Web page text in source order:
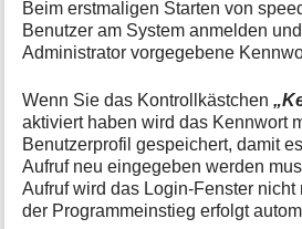
Beim erstmaligen Starten von
Benutzer am System anmelden
Administrator vorgegebene
Wenn Sie das Kontrollkästchen
aktiviert haben wird das Kennwort
Benutzerprofil gespeichert, damit
Aufruf neu eingegeben werden
Aufruf wird das Login-Fenster nicht
der Programmeinstieg erfolgt